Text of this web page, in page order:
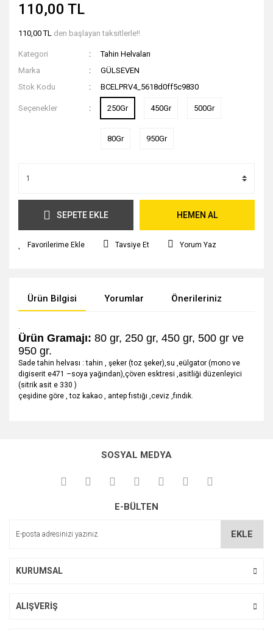
110,00 TL
110,00 TL den başlayan taksitlerle!!
Kategori
Tahin Helvaları
Marka
GÜLSEVEN
Stok Kodu
BCELPRV4_5618d0ff5c9830
Seçenekler 250Gr 450Gr 500Gr
80Gr 950Gr
SEPETE EKLE HEMEN AL
Tavsiye Et Yorum Yaz
Ürün Bilgisi Yorumlar Önerileriniz
.
Ürün Gramajı: 80 gr, 250 gr, 450 gr, 500 gr ve
950 gr.
Sade tahin helvası : tahin , şeker (toz şeker),su ,eülgator (mono ve
digiserit e471 –soya yağından),çöven esktresi ,asitliği düzenleyici
(sitrik asit e 330 )
çeşidine göre , toz kakao , antep fıstığı ,ceviz ,fındık.
kullanarak tarafımıza iletebilirsiniz.
Görüş ve önerileriniz için teşekkür ederiz.
Ürün açıklamasında eksik bilgiler bulunuyor.
SOSYAL MEDYA
E-BÜLTEN
EKLE
KURUMSAL
ALIŞVERİŞ